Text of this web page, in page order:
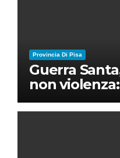
Provincia Di Pisa
Guerra
non
nuovo